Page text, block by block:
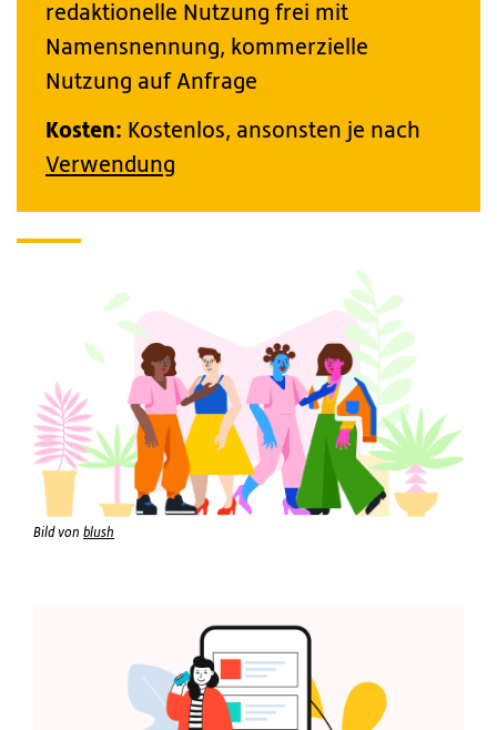
redaktionelle Nutzung frei mit
Namensnennung, kommerzielle
Nutzung auf Anfrage
Kosten: Kostenlos, ansonsten je nach
Verwendung
Bild von blush